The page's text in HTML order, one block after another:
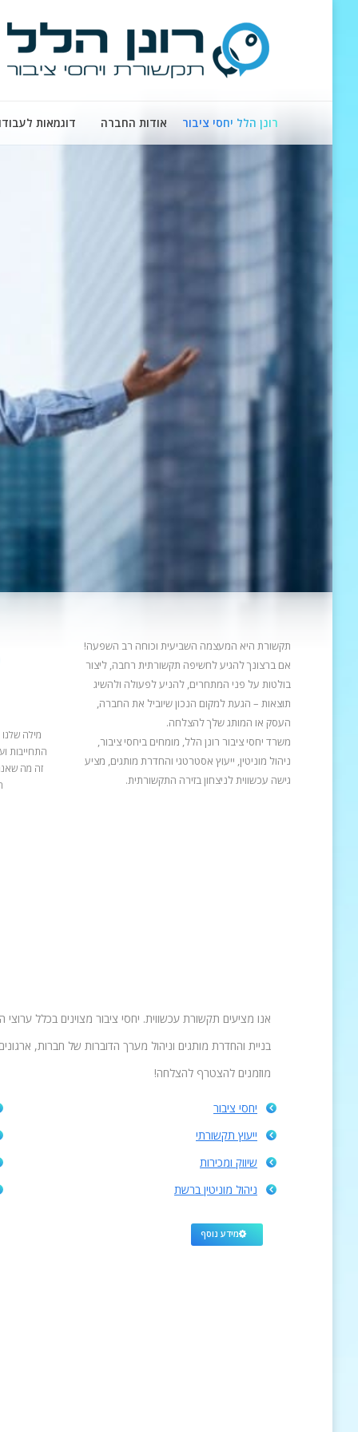
רונן הלל יחסי ציבור אודות החברה דוגמאות
מילה
התחייבות
זה מה
תקשורת היא המעצמה השביעית וכוחה רב השפעה!
אם ברצונך להגיע לחשיפה תקשורתית רחבה, ליצור
בולטות על פני המתחרים, להניעלפעולה ולהשיג
תוצאות – הגעת למקום הנכון שיוביל את החברה,
העסק או המותג שלך להצלחה.
משרד יחסי ציבור רונן הלל, מומחים ביחסי ציבור,
ניהול מוניטין, ייעוץ אסטרטגי והחדרת מותגים, מציע
גישה עכשווית לניצחון בזירה התקשורתית.
אנו מציעים תקשורת עכשווית. יחסי ציבור מצוינים בכלל
בניית והחדרת מותגים וניהול מערך הדוברות של חברות,
מוזמנים להצטרף להצלחה!
יחסי ציבור
ייעוץ תקשורתי
שיווק ומכירות
ניהול מוניטין ברשת
מידע נוסף